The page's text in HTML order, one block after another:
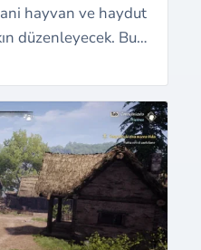
hayvan ve haydut
düzenleyecek. Bu
y…